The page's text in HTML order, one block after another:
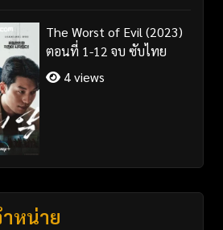
The Worst of Evil (2023)
ตอนที่ 1-12 จบ ซับไทย
4 views
หน่าย